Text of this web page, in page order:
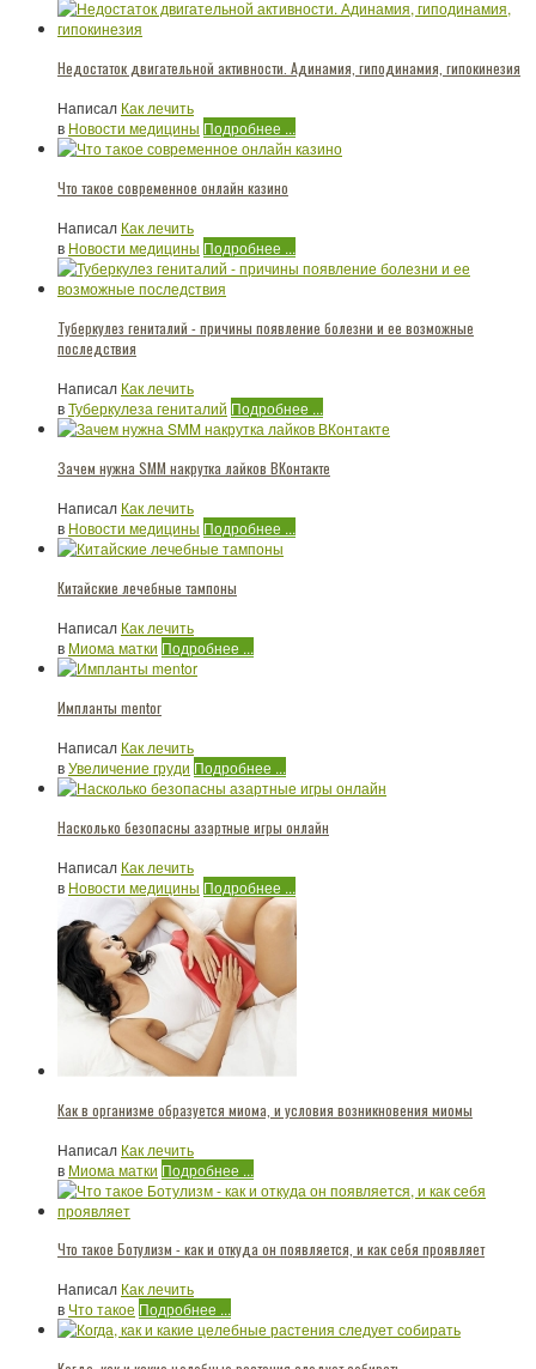
Недостаток двигательной активности. Адинамия, гиподинамия, гипокинезия
Написал Как лечить
в Новости медицины Подробнее ...
Что такое современное онлайн казино
Написал Как лечить
в Новости медицины Подробнее ...
Туберкулез гениталий - причины появление болезни и ее возможные
последствия
Написал Как лечить
вТуберкулеза гениталий Подробнее ...
Зачем нужна SMM накрутка лайков ВКонтакте
Написал Как лечить
в Новости медицины Подробнее ...
Китайские лечебные тампоны
Написал Как лечить
в Миома матки Подробнее ...
Импланты mentor
Написал Как лечить
вУвеличение груди Подробнее ...
Насколько безопасны азартные игры онлайн
Написал Как лечить
в Новости медицины Подробнее ...
Как в организме образуется миома, и условия возникновения миомы
Написал Как лечить
в Миома матки Подробнее ...
Что такое Ботулизм - как и откуда он появляется, и как себя проявляет
Написал Как лечить
в Что такое Подробнее ...